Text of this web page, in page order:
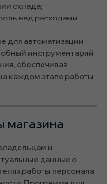
склада;
над расходами.
для автоматизации
инструментарий
обеспечивая
каждом этапе работы
магазина
и
данные о
работы персонала